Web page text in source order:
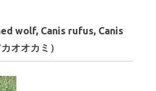
wolf, Canis rufus, Canis
オオカミ）